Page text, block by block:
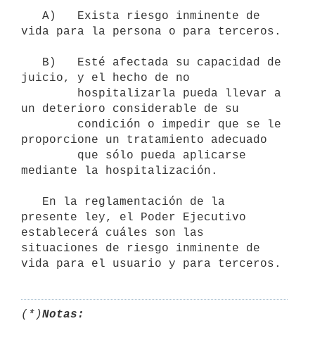
vida para la persona o para terceros.
juicio, y el hecho de no
un deterioro considerable de su
proporcione un tratamiento adecuado
mediante la hospitalización.
presente ley, el Poder Ejecutivo
establecerá cuáles son las
situaciones de riesgo inminente de
(*)Notas: